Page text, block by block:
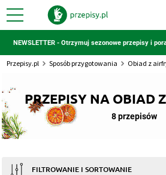
NEWSLETTER - Otrzymuj sezonowe przepisy i
Przepisy.pl Sposób przygotowania Obiad z
PRZEPISY NA OBIAD
8 przepisów
FILTROWANIE I SORTOWANIE